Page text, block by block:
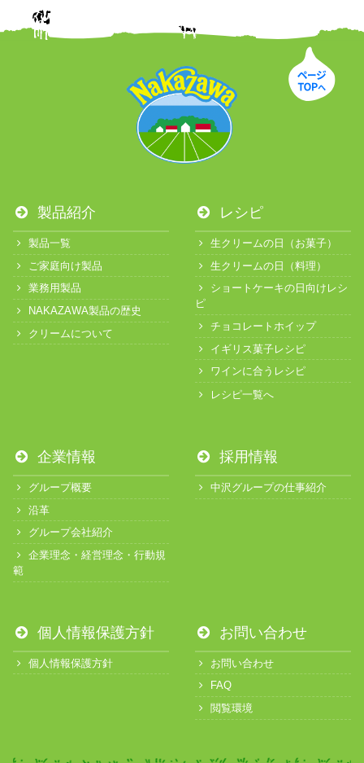
製品紹介
製品一覧
ご家庭向け製品
業務用製品
NAKAZAWA製品の歴史
クリームについて
レシピ
生クリームの日（お菓子）
生クリームの日（料理）
ショートケーキの日向けレシ
ピ
チョコレートホイップ
イギリス菓子レシピ
ワインに合うレシピ
レシピ一覧へ
企業情報
グループ概要
沿革
グループ会社紹介
企業理念・経営理念・行動規
範
採用情報
中沢グループの仕事紹介
個人情報保護方針
個人情報保護方針
お問い合わせ
お問い合わせ
FAQ
閲覧環境